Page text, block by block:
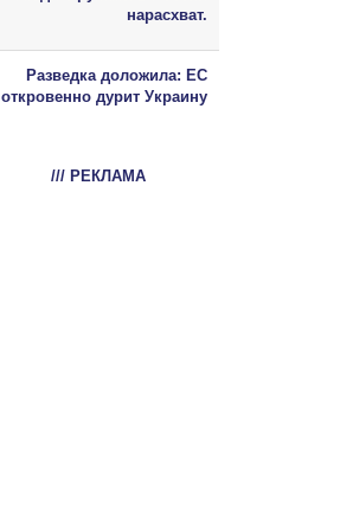
нарасхват.
Разведка доложила: ЕС
откровенно дурит Украину
/// РЕКЛАМА